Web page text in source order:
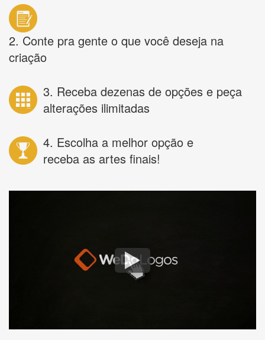
2. Conte pra gente o que você deseja na
criação
3. Receba dezenas de opções e peça
alterações ilimitadas
4. Escolha a melhor opção e
receba as artes finais!